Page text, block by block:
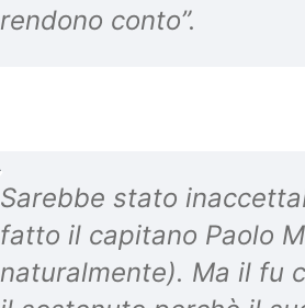
rendono conto”.
fatto il capitano Paolo
naturalmente). Ma il fu
il sostenuto perchè il